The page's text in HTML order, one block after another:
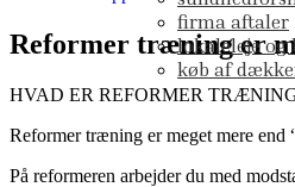
firma aftaler
lokaleleje
køb af
Reformer træning er
HVAD ER REFORMER
Reformer træning er meget mere end
På reformeren arbejder du med